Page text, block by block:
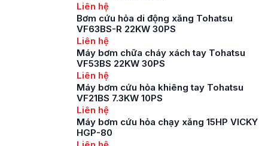
Liên hệ
Bơm cứu hỏa di động xăng Tohatsu
VF63BS-R 22KW 30PS
Liên hệ
Máy bơm chữa cháy xách tay Tohatsu
VF53BS 22KW 30PS
Liên hệ
Máy bơm cứu hỏa khiêng tay Tohatsu
VF21BS 7.3KW 10PS
Liên hệ
Máy bơm cứu hỏa chạy xăng 15HP VICKY
HGP-80